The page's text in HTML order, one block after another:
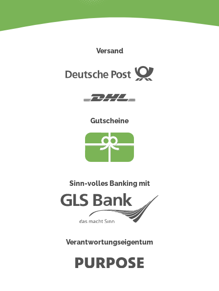
Versand
Gutscheine
Sinn-volles Banking mit
Verantwortungseigentum